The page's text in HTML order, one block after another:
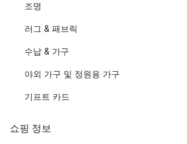
조명
러그 & 패브릭
수납 & 가구
야외 가구 및 정원용 가구
기프트 카드
쇼핑 정보